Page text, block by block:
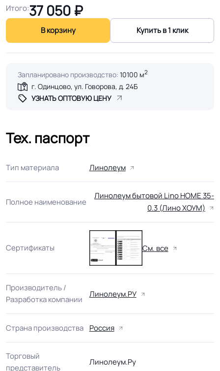
Итого:37 050 ₽
В корзину Купить в 1 клик
Запланировано производство: 10100 м2
г. Одинцово, ул. Говорова, д. 24Б
УЗНАТЬ ОПТОВУЮ ЦЕНУ
Тех. паспорт
Тип материала Линолеум
Полное наименование
Линолеум бытовой Lino HOME 35-
0.3 (Лино ХОУМ)
Сертификаты См. все
Производитель /
Разработка компании
Линолеум.РУ
Страна производства Россия
Торговый
представитель
Линолеум.Ру